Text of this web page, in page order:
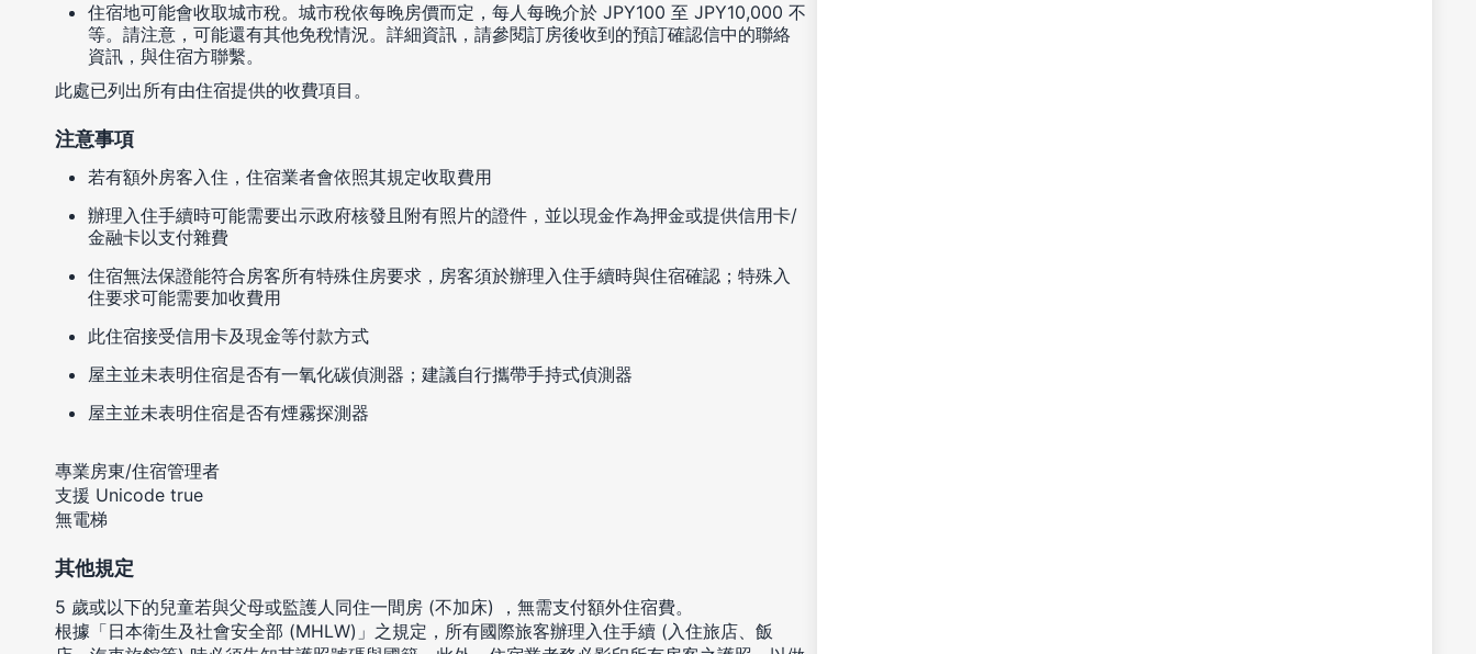
住宿地可能會收取城市稅。城市稅依每晚房價而定，每人每晚介於 JPY100 至 JPY10,000 不
等。請注意，可能還有其他免稅情況。詳細資訊，請參閱訂房後收到的預訂確認信中的聯絡
資訊，與住宿方聯繫。
此處已列出所有由住宿提供的收費項目。
注意事項
若有額外房客入住，住宿業者會依照其規定收取費用
辦理入住手續時可能需要出示政府核發且附有照片的證件，並以現金作為押金或提供信用卡/
金融卡以支付雜費
住宿無法保證能符合房客所有特殊住房要求，房客須於辦理入住手續時與住宿確認；特殊入
住要求可能需要加收費用
此住宿接受信用卡及現金等付款方式
屋主並未表明住宿是否有一氧化碳偵測器；建議自行攜帶手持式偵測器
屋主並未表明住宿是否有煙霧探測器
專業房東/住宿管理者
支援 Unicode true
無電梯
其他規定
5 歲或以下的兒童若與父母或監護人同住一間房 (不加床) ，無需支付額外住宿費。
根據「日本衛生及社會安全部 (MHLW)」之規定，所有國際旅客辦理入住手續 (入住旅店、飯